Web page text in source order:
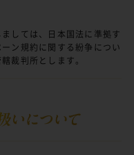
しては、日本国法に準拠す
ン規約に関する紛争につい
裁判所とします。